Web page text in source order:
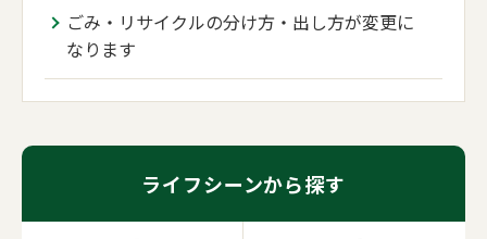
ごみ・リサイクルの分け方・出し方が変更に
なります
ライフシーンから探す